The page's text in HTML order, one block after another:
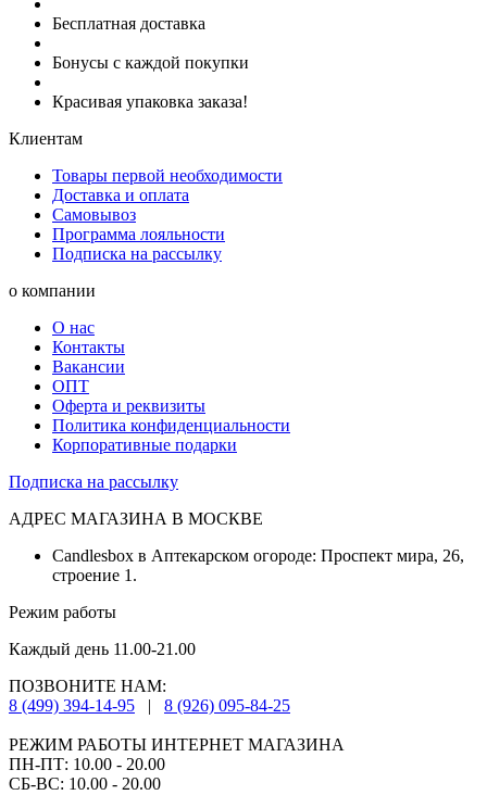
Бесплатная доставка
Бонусы с каждой покупки
Красивая упаковка заказа!
Клиентам
Товары первой необходимости
Доставка и оплата
Самовывоз
Программа лояльности
Подписка на рассылку
о компании
О нас
Контакты
Вакансии
ОПТ
Оферта и реквизиты
Политика конфиденциальности
Корпоративные подарки
Подписка на рассылку
АДРЕС МАГАЗИНА В МОСКВЕ
Candlesbox в Аптекарском огороде: Проспект мира, 26,
строение 1.
Режим работы
Каждый день 11.00-21.00
ПОЗВОНИТЕ НАМ:
8 (499) 394-14-95
| 8 (926) 095-84-25
РЕЖИМ РАБОТЫ ИНТЕРНЕТ МАГАЗИНА
ПН-ПТ: 10.00 - 20.00
СБ-ВС: 10.00 - 20.00